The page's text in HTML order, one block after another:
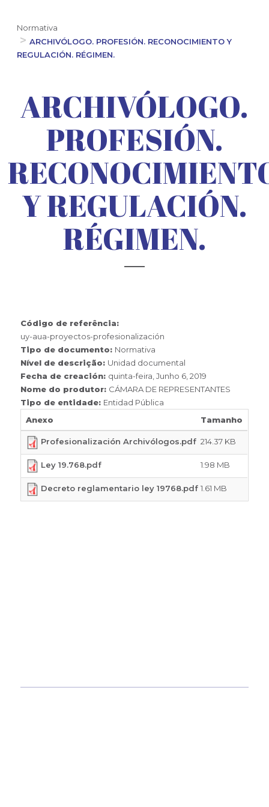
Normativa
ARCHIVÓLOGO. PROFESIÓN. RECONOCIMIENTO Y
REGULACIÓN. RÉGIMEN.
ARCHIVÓLOGO.
PROFESIÓN.
Y REGULACIÓN.
RÉGIMEN.
Código de referência:
uy-aua-proyectos-profesionalización
Tipo de documento: Normativa
Nível de descrição: Unidad documental
Fecha de creación: quinta-feira, Junho 6, 2019
Nome do produtor: CÁMARA DE REPRESENTANTES
Tipo de entidade: Entidad Pública
Anexo
Tamanho
Profesionalización Archivólogos.pdf 214.37 KB
Ley 19.768.pdf 1.98 MB
Decreto reglamentario ley 19768.pdf 1.61 MB